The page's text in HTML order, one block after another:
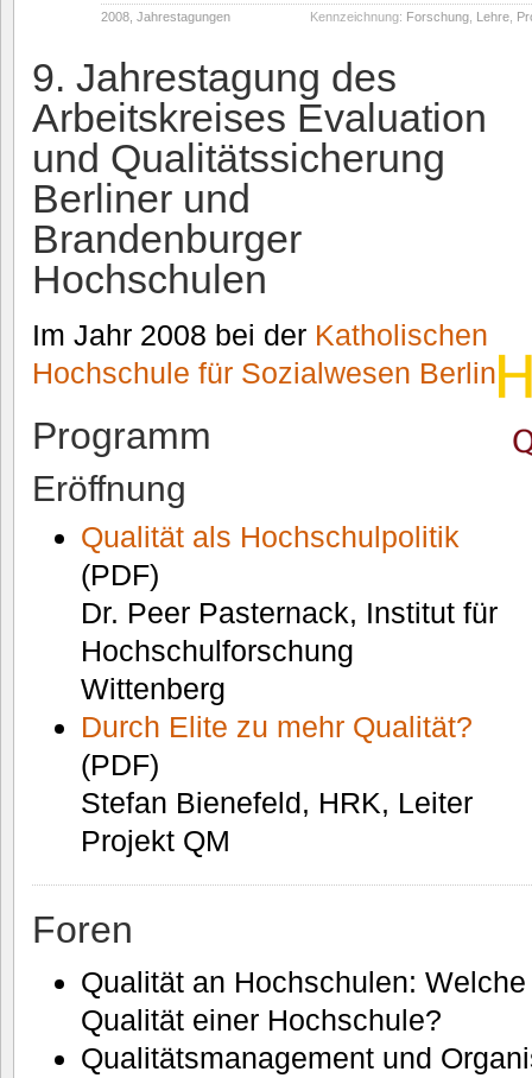
2008 Jahrestagungen Kennzeichnung: Forschung Lehre
9. Jahrestagung des
Arbeitskreises Evaluation
und Qualitätssicherung
Berliner und
Brandenburger
Hochschulen
Im Jahr 2008 bei der Katholischen
Hochschule für Sozialwesen Berlin
Programm
Eröffnung
Qualität als Hochschulpolitik
(PDF)
Dr. Peer Pasternack, Institut für
Hochschulforschung
Wittenberg
Durch Elite zu mehr Qualität?
(PDF)
Stefan Bienefeld, HRK, Leiter
Projekt QM
Foren
Qualität an Hochschulen:
Qualität einer Hochschule?
Qualitätsmanagement und